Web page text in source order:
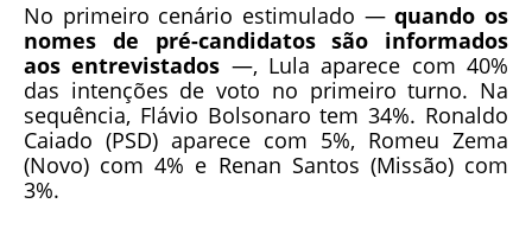
No primeiro cenário estimulado —quando os
nomes de pré-candidatos são informados
aos entrevistados —, Lula aparece com 40%
das intenções de voto no primeiro turno. Na
sequência, Flávio Bolsonaro tem 34%. Ronaldo
Caiado (PSD) aparece com 5%, Romeu Zema
(Novo) com 4% e Renan Santos (Missão) com
3%.